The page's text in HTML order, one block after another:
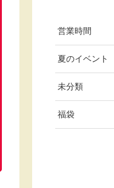
営業時間
夏のイベント
未分類
福袋